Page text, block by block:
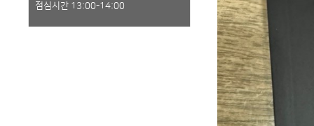
점심시간 13:00-14:00